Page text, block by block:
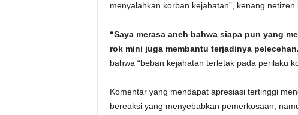
menyalahkan korban kejahatan”, kenang netizen
“Saya merasa aneh bahwa siapa pun yang
rok mini juga membantu terjadinya
bahwa “beban kejahatan terletak pada perilaku
Komentar yang mendapat apresiasi tertinggi
bereaksi yang menyebabkan pemerkosaan,